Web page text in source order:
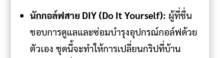
นักกอล์ฟสาย DIY (Do It Yourself): ผู้ที่ชื่น
ชอบการดูแลและซ่อมบำรุงอุปกรณ์กอล์ฟด้วย
ตัวเอง ชุดนี้จะทำให้การเปลี่ยนกริปที่บ้าน